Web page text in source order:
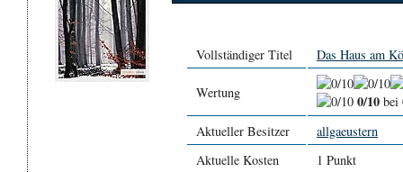
Vollständiger Titel Das Haus am
Wertung 0/10 bei
Aktueller Besitzer
allgaeustern
Aktuelle Kosten
1 Punkt